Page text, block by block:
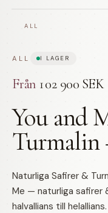
ALL
ALL I LAGER
Från 102 900 SEK
You and
Naturliga Safirer &
Me — naturliga safirer
halvallians till